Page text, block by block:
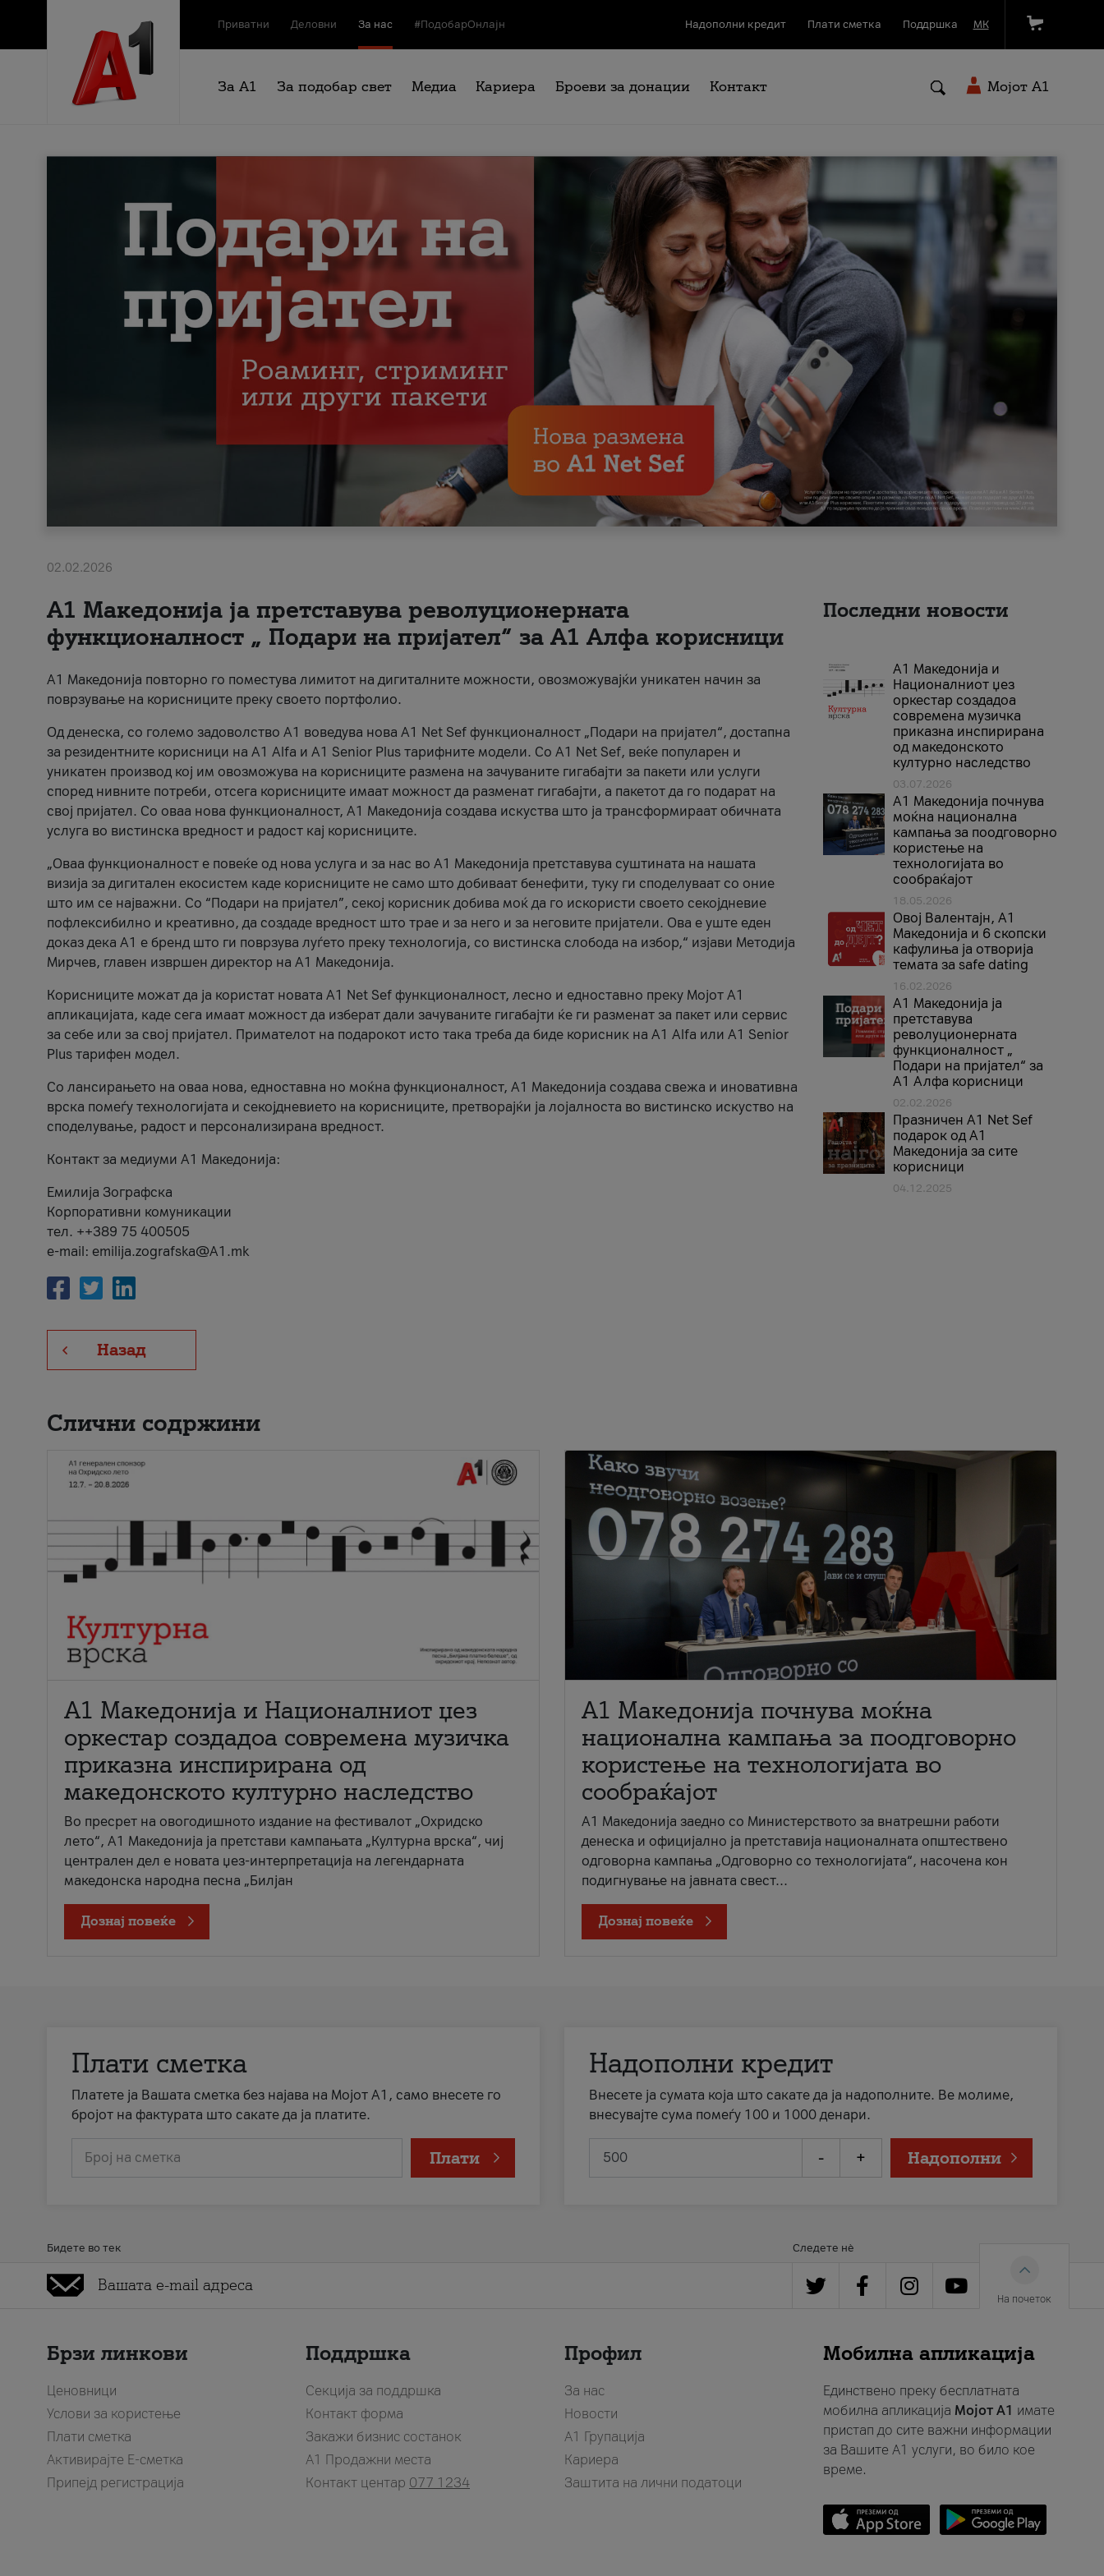
Приватни Деловни За нас #ПодобарОнлајн Надополни кредит Плати сметка Поддршка МК
За А1 За подобар свет Медиа Кариера Броеви за донации Контакт Мојот A1
02.02.2026
А1 Македонија ја претставува револуционерната
функционалност „ Подари на пријател“ за А1 Алфа корисници
А1 Македонија повторно го поместува лимитот на дигиталните можности, овозможувајќи уникатен начин за
поврзување на корисниците преку своето портфолио.
Од денеска, со големо задоволство А1 воведува нова A1 Net Sef функционалност „Подари на пријател“, достапна
за резидентните корисници на А1 Alfa и A1 Senior Plus тарифните модели. Со A1 Net Sef, веќе популарен и
уникатен производ кој им овозможува на корисниците размена на зачуваните гигабајти за пакети или услуги
според нивните потреби, отсега корисниците имаат можност да разменат гигабајти, а пакетот да го подарат на
свој пријател. Со оваа нова функционалност, А1 Македонија создава искуства што ја трансформираат обичната
услуга во вистинска вредност и радост кај корисниците.
„Оваа функционалност е повеќе од нова услуга и за нас во А1 Македонија претставува суштината на нашата
визија за дигитален екосистем каде корисниците не само што добиваат бенефити, туку ги споделуваат со оние
што им се најважни. Со “Подари на пријател”, секој корисник добива моќ да го искористи своето секојдневие
пофлексибилно и креативно, да создаде вредност што трае и за него и за неговите пријатели. Ова е уште еден
доказ дека А1 е бренд што ги поврзува луѓето преку технологија, со вистинска слобода на избор,“ изјави Методија
Мирчев, главен извршен директор на А1 Македонија.
Корисниците можат да ја користат новата А1 Net Sef функционалност, лесно и едноставно преку Мојот А1
апликацијата, каде сега имаат можност да изберат дали зачуваните гигабајти ќе ги разменат за пакет или сервис
за себе или за свој пријател. Примателот на подарокот исто така треба да биде корисник на А1 Alfa или A1 Senior
Plus тарифен модел.
Со лансирањето на оваа нова, едноставна но моќна функционалност, А1 Македонија создава свежа и иновативна
врска помеѓу технологијата и секојдневието на корисниците, претворајќи ја лојалноста во вистинско искуство на
споделување, радост и персонализирана вредност.
Контакт за медиуми А1 Македонија:
Емилија Зографска
Корпоративни комуникации
тел. ++389 75 400505
e-mail: emilija.zografska@A1.mk
Назад
Последни новости
А1 Македонија и
Националниот џез
оркестар создадоа
современа музичка
приказна инспирирана
од македонското
културно наследство
03.07.2026
A1 Македонија почнува
моќна национална
кампања за поодговорно
користење на
технологијата во
сообраќајот
18.05.2026
Овој Валентајн, A1
Македонија и 6 скопски
кафулиња ја отворија
темата за safe dating
16.02.2026
А1 Македонија ја
претставува
револуционерната
функционалност „
Подари на пријател“ за
А1 Алфа корисници
02.02.2026
Празничен A1 Net Sеf
подарок од А1
Македонија за сите
корисници
04.12.2025
Слични содржини
А1 Македонија и Националниот џез
оркестар создадоа современа музичка
приказна инспирирана од
македонското културно наследство
Во пресрет на овогодишното издание на фестивалот „Охридско
лето“, А1 Македонија ја претстави кампањата „Културна врска“, чиј
централен дел е новата џез-интерпретација на легендарната
македонска народна песна „Билјан
Дознај повеќе
A1 Македонија почнува моќна
национална кампања за поодговорно
користење на технологијата во
сообраќајот
A1 Македонија заедно со Министерството за внатрешни работи
денеска и официјално ја претставија националната општествено
одговорна кампања „Одговорно со технологијата“, насочена кон
подигнување на јавната свест...
Дознај повеќе
Плати сметка
Платете ја Вашата сметка без најава на Мојот А1, само внесете го
бројот на фактурата што сакате да ја платите.
Број на сметка Плати
Надополни кредит
Внесете ја сумата која што сакате да ја надополните. Ве молиме,
внесувајте сума помеѓу 100 и 1000 денари.
- + Надополни
Бидете во тек Следете нè
На почеток
Брзи линкови
Ценовници
Услови за користење
Плати сметка
Активирајте Е-сметка
Припејд регистрација
Поддршка
Секција за поддршка
Контакт форма
Закажи бизнис состанок
A1 Продажни места
Контакт центар 077 1234
Профил
За нас
Новости
А1 Групација
Кариера
Заштита на лични податоци
Мобилна апликација
Единствено преку бесплатната
мобилна апликација Мојот A1 имате
пристап до сите важни информации
за Вашите A1 услуги, во било кое
време.